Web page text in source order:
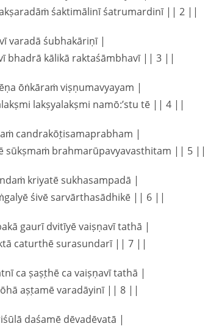
śaktimālinī śatrumardinī || 2 ||
varadā śubhakāriṇī |
bhadrā kālikā raktaśāmbhavī || 3 ||
ōṅkāraṁ viṣṇumavyayam |
lakṣyalakṣmi namō:’stu tē || 4 ||
candrakōṭisamaprabham |
sūkṣmaṁ brahmarūpavyavasthitam || 5 ||
kriyatē sukhasampadā |
śivē sarvārthasādhikē || 6 ||
gaurī dvitīyē vaiṣṇavī tathā |
caturthē surasundarī || 7 ||
ca ṣaṣṭhē ca vaiṣṇavī tathā |
aṣṭamē varadāyinī || 8 ||
daśamē dēvadēvatā |